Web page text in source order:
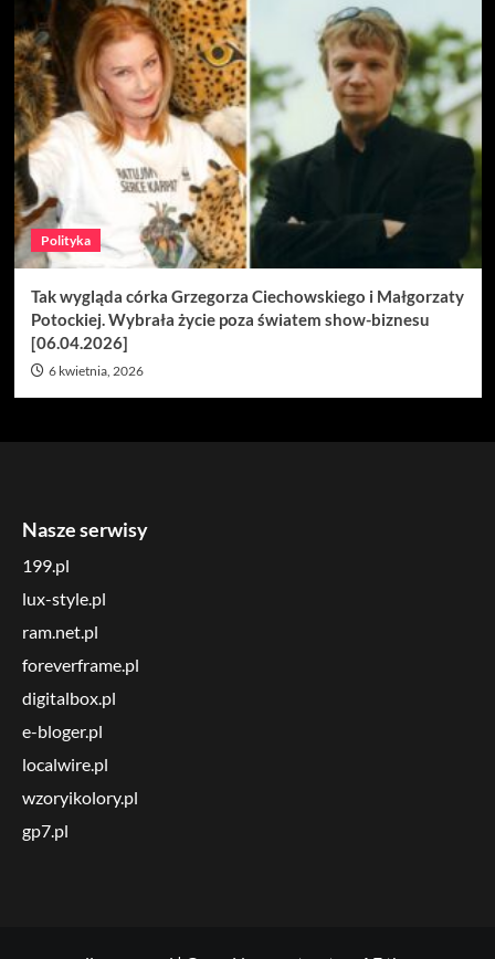
Polityka
Tak wygląda córka Grzegorza Ciechowskiego i Małgorzaty
Potockiej. Wybrała życie poza światem show-biznesu
[06.04.2026]
6 kwietnia, 2026
Nasze serwisy
199.pl
lux-style.pl
ram.net.pl
foreverframe.pl
digitalbox.pl
e-bloger.pl
localwire.pl
wzoryikolory.pl
gp7.pl